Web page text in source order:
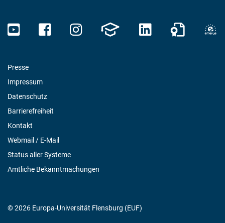
Presse
Impressum
Datenschutz
Barrierefreiheit
Kontakt
Webmail / E-Mail
Status aller Systeme
Amtliche Bekanntmachungen
© 2026 Europa-Universität Flensburg (EUF)